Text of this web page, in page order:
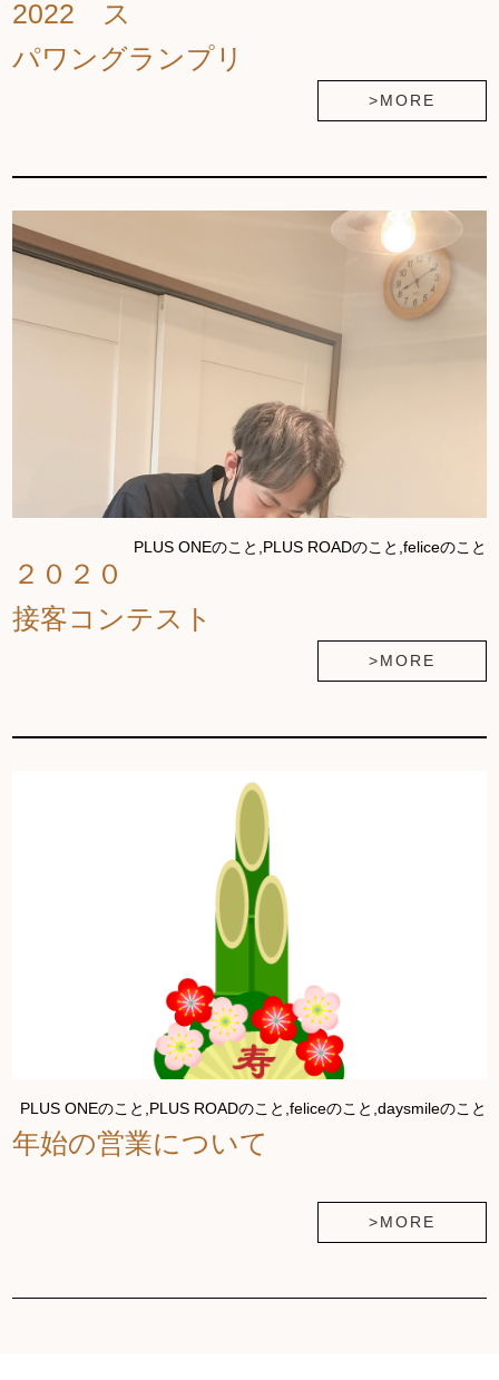
2022 ス
パワングランプリ
>MORE
PLUS ONEのこと,PLUS ROADのこと,feliceのこと
２０２０
接客コンテスト
>MORE
PLUS ONEのこと,PLUS ROADのこと,feliceのこと,daysmileのこと
年始の営業について
>MORE